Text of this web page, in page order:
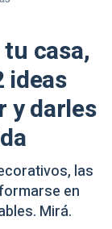
casa,
ideas
y darles
las
en
Mirá.